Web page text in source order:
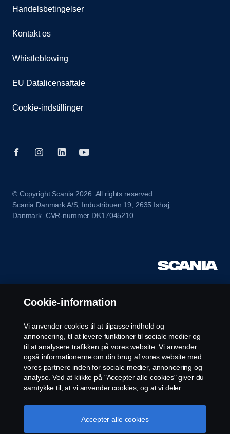
Handelsbetingelser
Kontakt os
Whistleblowing
EU Datalicensaftale
Cookie-indstillinger
© Copyright Scania 2026. All rights reserved.
Scania Danmark A/S, Industribuen 19, 2635 Ishøj,
Danmark. CVR-nummer DK17045210.
Cookie-information
Vi anvender cookies til at tilpasse indhold og
annoncering, til at levere funktioner til sociale medier og
til at analysere trafikken på vores website. Vi anvender
også informationerne om din brug af vores website med
vores partnere inden for sociale medier, annoncering og
analyse. Ved at klikke på "Accepter alle cookies" giver du
samtykke til, at vi anvender cookies, og at vi deler
vi bruger cookies, kan du besøge vores afsnit om
cookies, som du kan finde ved enten at klikke på linket
Accepter alle cookies